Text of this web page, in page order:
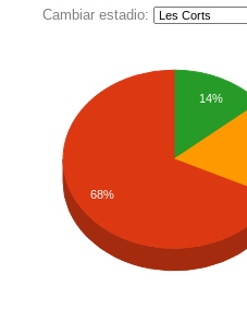
Cambiar estadio:
14%
68%